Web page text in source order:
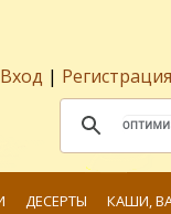
Вход | Регистрация
ДЕСЕРТЫ КАШИ,